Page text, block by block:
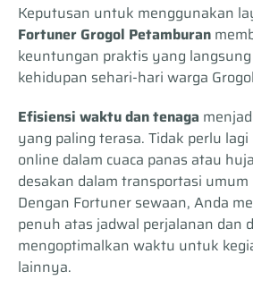
Keputusan untuk menggunakan
Fortuner Grogol Petamburan
keuntungan praktis yang
kehidupan sehari-hari warga
Efisiensi waktu dan tenaga
yang paling terasa. Tidak perlu
online dalam cuaca panas atau
desakan dalam transportasi
Dengan Fortuner sewaan, Anda
penuh atas jadwal perjalanan dan
mengoptimalkan waktu untuk
lainnya.